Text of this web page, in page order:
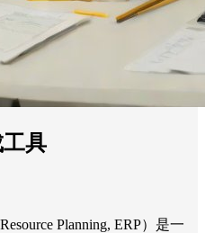
具
Planning, ERP）是一